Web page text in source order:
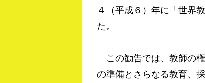
４（平成６）年に「世界
た。
この勧告では、教師の
の準備とさらなる教育、